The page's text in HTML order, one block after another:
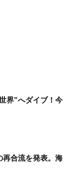
界”へダイブ！今
再合流を発表。海